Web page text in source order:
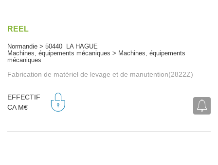
REEL
Normandie > 50440 LA HAGUE
Machines, équipements mécaniques > Machines, équipements
mécaniques
Fabrication de matériel de levage et de manutention(2822Z)
EFFECTIF
CA M€